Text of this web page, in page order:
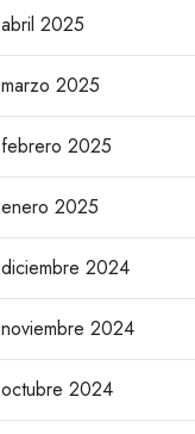
abril 2025
marzo 2025
febrero 2025
enero 2025
diciembre 2024
noviembre 2024
octubre 2024